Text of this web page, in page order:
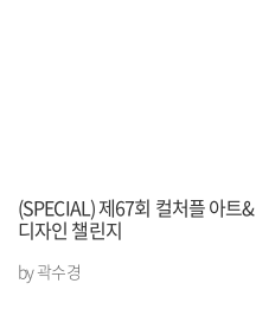
(SPECIAL) 제67회 컬처플 아트&
디자인 챌린지
by 곽수경